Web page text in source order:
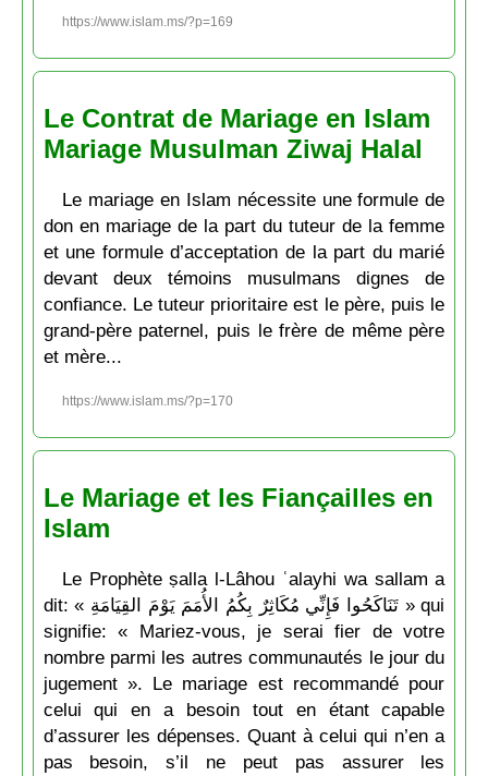
https://www.islam.ms/?p=169
Le Contrat de Mariage en Islam
Mariage Musulman Ziwaj Halal
Le mariage en Islam nécessite une formule de
don en mariage de la part du tuteur de la femme
et une formule d’acceptation de la part du marié
devant deux témoins musulmans dignes de
confiance. Le tuteur prioritaire est le père, puis le
grand-père paternel, puis le frère de même père
et mère...
https://www.islam.ms/?p=170
Le Mariage et les Fiançailles en
Islam
Le Prophète ṣalla l-Lâhou ʿalayhi wa sallam a
dit: « تَنَاكَحُوا فَإِنِّي مُكَاثِرٌ بِكُمُ الأُمَمَ يَوْمَ القِيَامَةِ » qui
signifie: « Mariez-vous, je serai fier de votre
nombre parmi les autres communautés le jour du
jugement ». Le mariage est recommandé pour
celui qui en a besoin tout en étant capable
d’assurer les dépenses. Quant à celui qui n’en a
pas besoin, s’il ne peut pas assurer les